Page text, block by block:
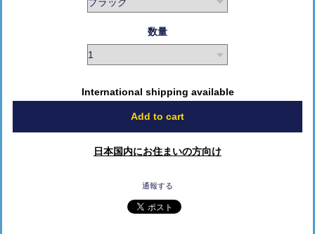
数量
International shipping available
Add to cart
日本国内にお住まいの方向け
通報する